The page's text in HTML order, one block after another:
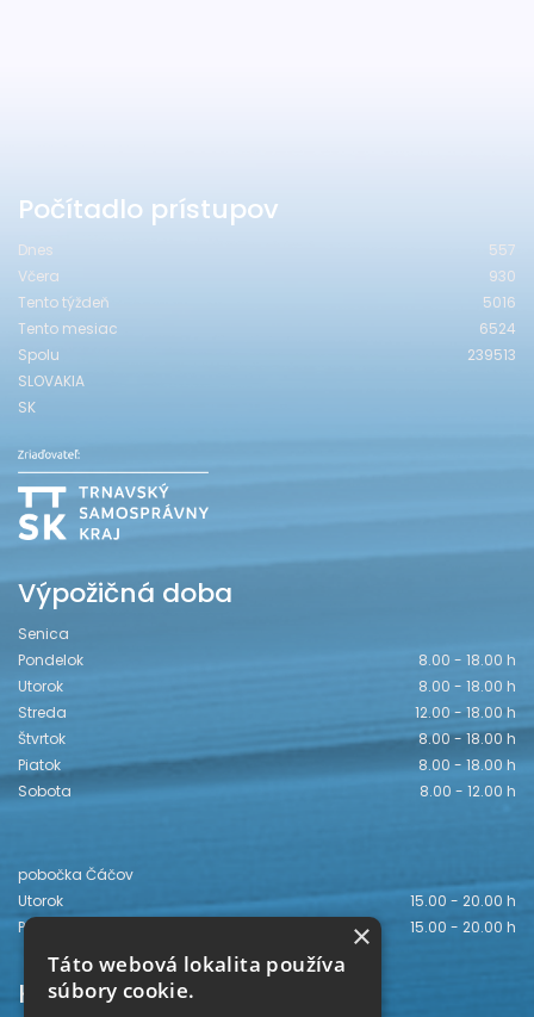
Počítadlo prístupov
Dnes
557
Včera
930
Tento týždeň
5016
Tento mesiac
6524
Spolu
239513
SLOVAKIA
SK
Výpožičná doba
Senica
Pondelok
8.00 - 18.00 h
Utorok
8.00 - 18.00 h
Streda
12.00 - 18.00 h
Štvrtok
8.00 - 18.00 h
Piatok
8.00 - 18.00 h
Sobota
8.00 - 12.00 h
pobočka Čáčov
Utorok
15.00 - 20.00 h
Piatok
15.00 - 20.00 h
Kontakt
×
Táto webová lokalita používa
súbory cookie.